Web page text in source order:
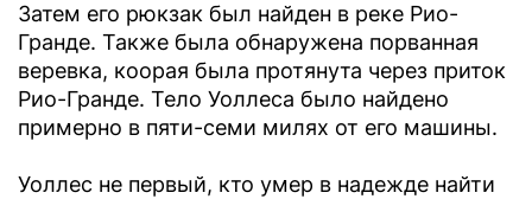
Затем его рюкзак был найден в реке Рио-
Гранде. Также была обнаружена порванная
веревка, коорая была протянута через приток
Рио-Гранде. Тело Уоллеса было найдено
примерно в пяти-семи милях от его машины.
Уоллес не первый, кто умер в надежде найти